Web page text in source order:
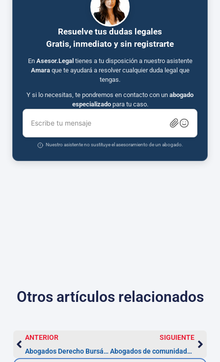
Resuelve tus dudas legales
Gratis, inmediato y sin registrarte
En Asesor.Legal tienes a tu disposición a nuestro asistente
Amaraque te ayudará a resolver cualquier duda legal que
tengas.
Y si lo necesitas, te pondremos en contacto con un abogado
especializadopara tu caso.
Escribe tu mensaje
Nuestro asistente no sustituye el asesoramiento de un abogado.
Otros artículos relacionados
ANTERIOR
Abogados Derecho Bursátil en Navarra
SIGUIENTE
Abogados de comunidades de propietarios en Navarra